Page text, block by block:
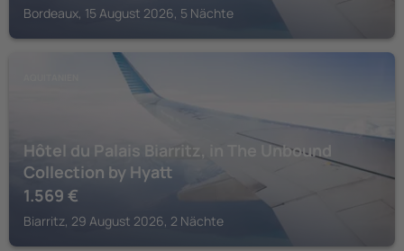
Bordeaux, 15 August 2026, 5 Nächte
Hôtel du Palais Biarritz, in The Unbound
Collection by Hyatt
1.569 €
Biarritz, 29 August 2026, 2 Nächte